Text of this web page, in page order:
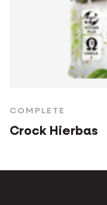
COMPLETE
Crock Hierbas